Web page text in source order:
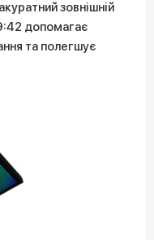
зовнішній
допомагає
та полегшує